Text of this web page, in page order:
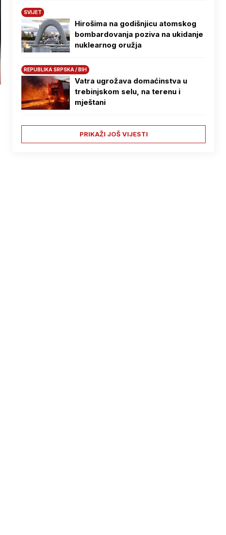
SVIJET
Hirošima na godišnjicu atomskog
bombardovanja poziva na ukidanje
nuklearnog oružja
REPUBLIKA SRPSKA / BIH
Vatra ugrožava domaćinstva u
trebinjskom selu, na terenu i
mještani
PRIKAŽI JOŠ VIJESTI